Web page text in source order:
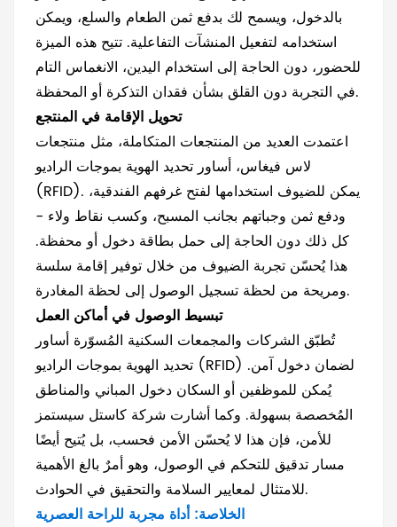
بالدخول، ويسمح لك بدفع ثمن الطعام والسلع، ويمكن
استخدامه لتفعيل المنشآت التفاعلية. تتيح هذه الميزة
للحضور، دون الحاجة إلى استخدام اليدين، الانغماس التام
في التجربة دون القلق بشأن فقدان التذكرة أو المحفظة.
تحويل الإقامة في المنتجع
اعتمدت العديد من المنتجعات المتكاملة، مثل منتجعات
لاس فيغاس، أساور تحديد الهوية بموجات الراديو
(RFID). يمكن للضيوف استخدامها لفتح غرفهم الفندقية،
ودفع ثمن وجباتهم بجانب المسبح، وكسب نقاط ولاء -
كل ذلك دون الحاجة إلى حمل بطاقة دخول أو محفظة.
هذا يُحسّن تجربة الضيوف من خلال توفير إقامة سلسة
ومريحة من لحظة تسجيل الوصول إلى لحظة المغادرة.
تبسيط الوصول في أماكن العمل
تُطبّق الشركات والمجمعات السكنية المُسوّرة أساور
تحديد الهوية بموجات الراديو (RFID) لضمان دخول آمن.
يُمكن للموظفين أو السكان دخول المباني والمناطق
المُخصصة بسهولة. وكما أشارت شركة كاستل سيستمز
للأمن، فإن هذا لا يُحسّن الأمن فحسب، بل يُتيح أيضًا
مسار تدقيق للتحكم في الوصول، وهو أمرٌ بالغ الأهمية
للامتثال لمعايير السلامة والتحقيق في الحوادث.
الخلاصة: أداة مجربة للراحة العصرية